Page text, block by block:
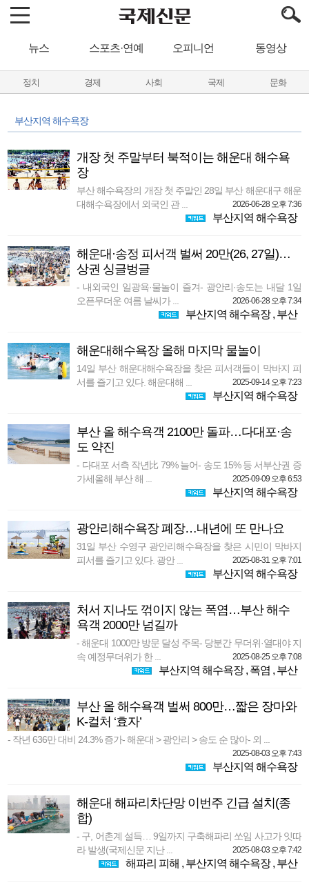
뉴스 스포츠·연예 오피니언 동영상
정치 경제 사회 국제 문화
부산지역 해수욕장
개장 첫 주말부터 북적이는 해운대 해수욕
장
부산 해수욕장의 개장 첫 주말인 28일 부산 해운대구 해운
대해수욕장에서 외국인 관 ...
2026-06-28 오후 7:36
부산지역 해수욕장
해운대·송정 피서객 벌써 20만(26, 27일)…
상권 싱글벙글
- 내외국인 일광욕·물놀이 즐겨- 광안리·송도는 내달 1일
오픈무더운 여름 날씨가 ...
2026-06-28 오후 7:34
부산지역 해수욕장, 부산
해운대해수욕장 올해 마지막 물놀이
14일 부산 해운대해수욕장을 찾은 피서객들이 막바지 피
서를 즐기고 있다. 해운대해 ...
2025-09-14 오후 7:23
부산지역 해수욕장
부산 올 해수욕객 2100만 돌파…다대포·송
도 약진
- 다대포 서측 작년比 79% 늘어- 송도 15% 등 서부산권 증
가세올해 부산 해 ...
2025-09-09 오후 6:53
부산지역 해수욕장
광안리해수욕장 폐장…내년에 또 만나요
31일 부산 수영구 광안리해수욕장을 찾은 시민이 막바지
피서를 즐기고 있다. 광안 ...
2025-08-31 오후 7:01
부산지역 해수욕장
처서 지나도 꺾이지 않는 폭염…부산 해수
욕객 2000만 넘길까
- 해운대 1000만 방문 달성 주목- 당분간 무더위·열대야 지
속 예정무더위가 한 ...
2025-08-25 오후 7:08
부산지역 해수욕장, 폭염 , 부산
부산 올 해수욕객 벌써 800만…짧은 장마와
K-컬처 ‘효자’
- 작년 636만 대비 24.3% 증가- 해운대 > 광안리 > 송도 순 많아- 외 ...
2025-08-03 오후 7:43
부산지역 해수욕장
해운대 해파리차단망 이번주 긴급 설치(종
합)
- 구, 어촌계 설득… 9일까지 구축해파리 쏘임 사고가 잇따
라 발생(국제신문 지난 ...
2025-08-03 오후 7:42
해파리 피해 , 부산지역 해수욕장, 부산